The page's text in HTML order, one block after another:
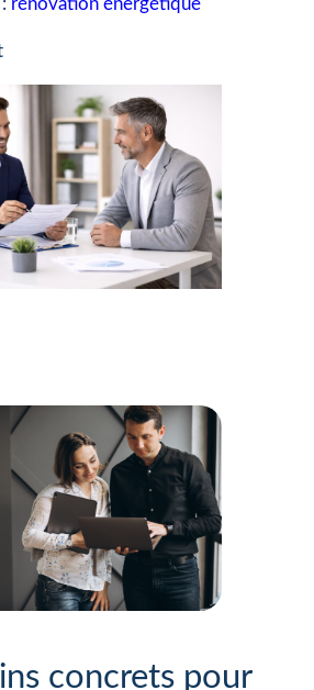
rénovation énergétique
concrets pour